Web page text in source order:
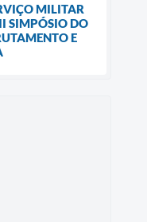
MILITAR
SIMPÓSIO DO
E